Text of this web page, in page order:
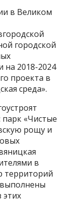
в Великом
городской
на 2018-2024
проекта в
среда».
«Чистые
рощу и
в
территорий
этих